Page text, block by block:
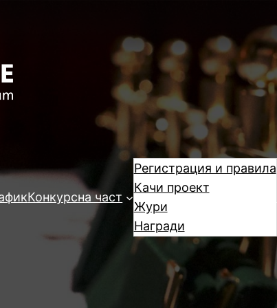
Конкурсна част
Регистрация и правила
Качи проект
Жури
Награди